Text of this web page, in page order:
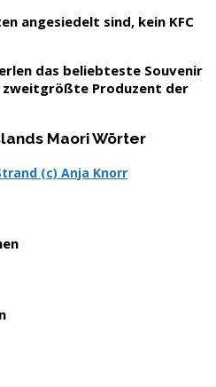
angesiedelt sind, kein KFC
das beliebteste Souvenir
zweitgrößte Produzent der
Maori Wörter